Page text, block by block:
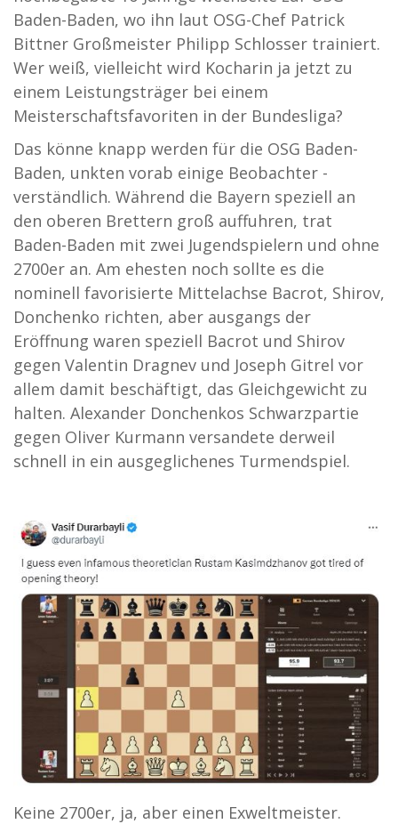
Baden-Baden, wo ihn laut OSG-Chef Patrick
Bittner Großmeister Philipp Schlosser trainiert.
Wer weiß, vielleicht wird Kocharin ja jetzt zu
einem Leistungsträger bei einem
Meisterschaftsfavoriten in der Bundesliga?
Das könne knapp werden für die OSG Baden-
Baden, unkten vorab einige Beobachter -
verständlich. Während die Bayern speziell an
den oberen Brettern groß auffuhren, trat
Baden-Baden mit zwei Jugendspielern und ohne
2700er an. Am ehesten noch sollte es die
nominell favorisierte Mittelachse Bacrot, Shirov,
Donchenko richten, aber ausgangs der
Eröffnung waren speziell Bacrot und Shirov
gegen Valentin Dragnev und Joseph Gitrel vor
allem damit beschäftigt, das Gleichgewicht zu
halten. Alexander Donchenkos Schwarzpartie
gegen Oliver Kurmann versandete derweil
schnell in ein ausgeglichenes Turmendspiel.
Keine 2700er, ja, aber einen Exweltmeister.